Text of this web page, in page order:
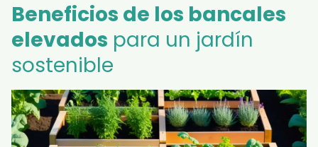
Beneficios de los bancales
elevados para un jardín
sostenible